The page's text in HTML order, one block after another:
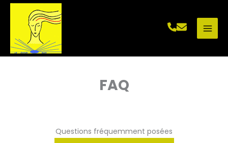
Aller
FAQ
Questions fréquemment posées